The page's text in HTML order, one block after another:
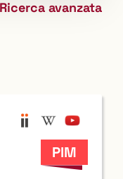
Ricerca avanzata
il
Anobii